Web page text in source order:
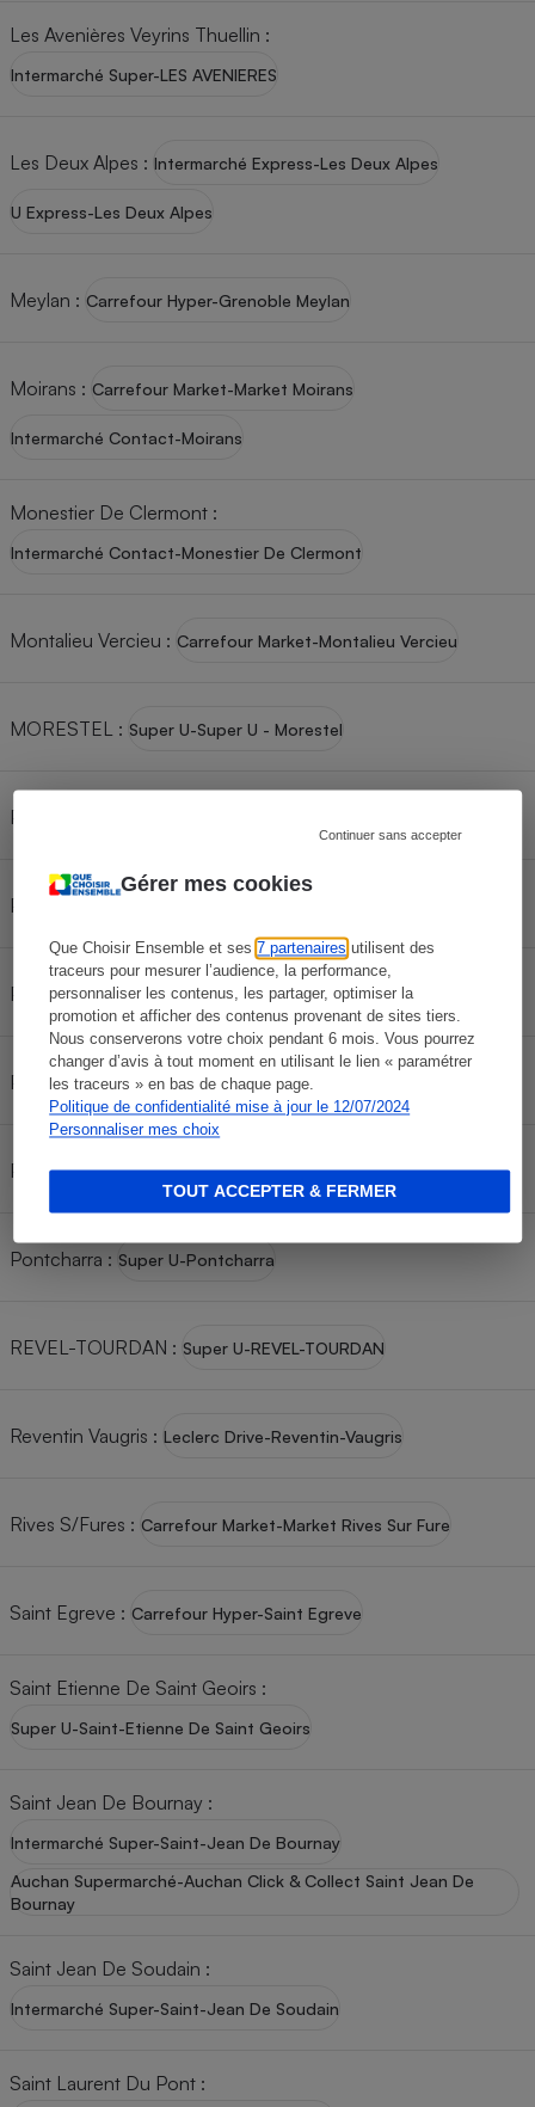
Gérer mes cookies
Que Choisir Ensemble et ses7 partenaires utilisent des
traceurs pour mesurer l’audience, la performance,
personnaliser les contenus, les partager, optimiser la
promotion et afficher des contenus provenant de sites tiers.
Nous conserverons votre choix pendant 6 mois. Vous pourrez
changer d’avis à tout moment en utilisant le lien « paramétrer
les traceurs » en bas de chaque page.
Politique de confidentialité mise à jour le 12/07/2024
Personnaliser mes choix
Continuer sans accepter
TOUT ACCEPTER & FERMER
Les Avenières Veyrins Thuellin :
Intermarché Super-LES AVENIERES
Les Deux Alpes : Intermarché Express-Les Deux Alpes
U Express-Les Deux Alpes
Meylan : Carrefour Hyper-Grenoble Meylan
Moirans : Carrefour Market-Market Moirans
Intermarché Contact-Moirans
Monestier De Clermont :
Intermarché Contact-Monestier De Clermont
Montalieu Vercieu : Carrefour Market-Montalieu Vercieu
MORESTEL : Super U-Super U - Morestel
Passins
Poisat
Pont De Cheruy:Carrefour Market-Pont De Cheruy
Pont Eveque: Carrefour Market-Pont Eveque
Pont-De-Beauvoisin:Leclerc Drive-Pont-De-Beauvoisin
Pontcharra : Super U-Pontcharra
REVEL-TOURDAN : Super U-REVEL-TOURDAN
Reventin Vaugris : Leclerc Drive-Reventin-Vaugris
Rives S/Fures : Carrefour Market-Market Rives Sur Fure
Saint Egreve : Carrefour Hyper-Saint Egreve
Saint Etienne De Saint Geoirs :
Super U-Saint-Etienne De Saint Geoirs
Saint Jean De Bournay :
Intermarché Super-Saint-Jean De Bournay
Auchan Supermarché-Auchan Click & Collect Saint Jean De
Bournay
Saint Jean De Soudain :
Intermarché Super-Saint-Jean De Soudain
Saint Laurent Du Pont :